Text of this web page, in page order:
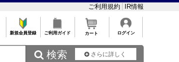
ご利用規約 IR情報
新規会員登録 ご利用ガイド カート ログイン
 検索 さらに詳しく